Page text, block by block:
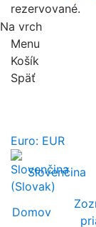
rezervované.
Na vrch
Menu
Košík
Späť
Euro: EUR
Slovenčina
Domov